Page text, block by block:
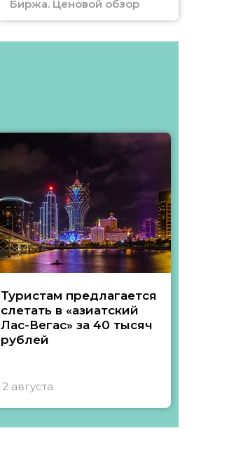
Биржа. Ценовой обзор
Туристам предлагается
слетать в «азиатский
Лас-Вегас» за 40 тысяч
рублей
2 августа